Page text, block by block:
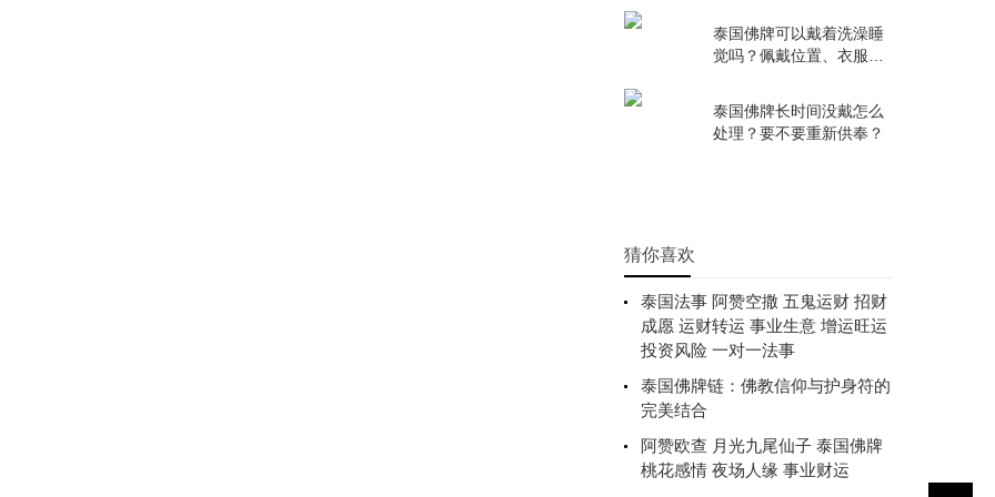
泰国佛牌可以戴着洗澡睡
觉吗？佩戴位置、衣服内
泰国佛牌长时间没戴怎么
处理？要不要重新供奉？
猜你喜欢
泰国法事 阿赞空撒 五鬼运财 招财
成愿 运财转运 事业生意 增运旺运
投资风险 一对一法事
泰国佛牌链：佛教信仰与护身符的
完美结合
阿赞欧查 月光九尾仙子 泰国佛牌
桃花感情 夜场人缘 事业财运